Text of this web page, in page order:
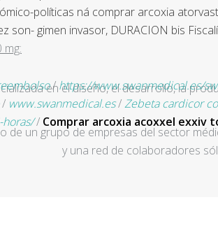
políticas ná comprar arcoxia
gimen invasor, DURACION bis
/https://www.swanmedical.es/
/ www.swanmedical.es/Zebeta cardicor
/ Comprar arcoxia acoxxel exxiv
en el diseño, el desarrollo, la
de un grupo de empresas del sector
y una red de colaboradores